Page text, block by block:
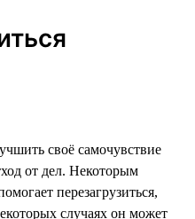
своё самочувствие
от дел. Некоторым
перезагрузиться,
случаях он может